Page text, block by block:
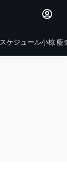
スケジュール小椋 藍